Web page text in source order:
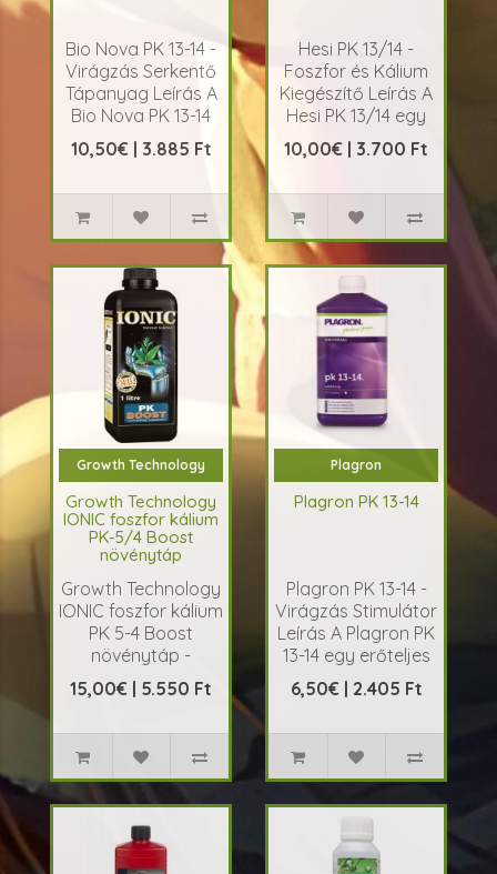
Bio Nova PK 13-14 -
Virágzás Serkentő
Tápanyag Leírás A
Bio Nova PK 13-14
egy virágzás
serkentő tá..
10,50€ | 3.885 Ft
Hesi PK 13/14 -
Foszfor és Kálium
Kiegészítő Leírás A
Hesi PK 13/14 egy
koncentrált foszfor
és k&a..
10,00€ | 3.700 Ft
Growth Technology
Growth Technology
IONIC foszfor kálium
PK-5/4 Boost
növénytáp
Growth Technology
IONIC foszfor kálium
PK 5-4 Boost
növénytáp -
Bőséges Virágzás
és Gyümölc..
15,00€ | 5.550 Ft
Plagron
Plagron PK 13-14
Plagron PK 13-14 -
Virágzás Stimulátor
Leírás A Plagron PK
13-14 egy erőteljes
virágzás stimulátor..
6,50€ | 2.405 Ft